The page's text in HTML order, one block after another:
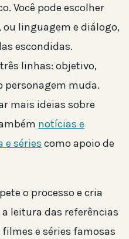
Você pode escolher
linguagem e diálogo,
escondidas.
linhas: objetivo,
personagem muda.
mais ideias sobre
notícias e
e séries como apoio de
o processo e cria
leitura das referências
e séries famosas